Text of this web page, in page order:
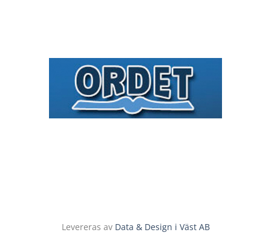
Levereras av Data & Design i Väst AB